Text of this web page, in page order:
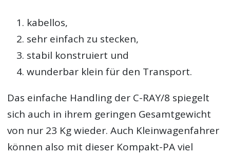
kabellos,
sehr einfach zu stecken,
stabil konstruiert und
wunderbar klein für den Transport.
Das einfache Handling der C-RAY/8 spiegelt
sich auch in ihrem geringen Gesamtgewicht
von nur 23 Kg wieder. Auch Kleinwagenfahrer
können also mit dieser Kompakt-PA viel